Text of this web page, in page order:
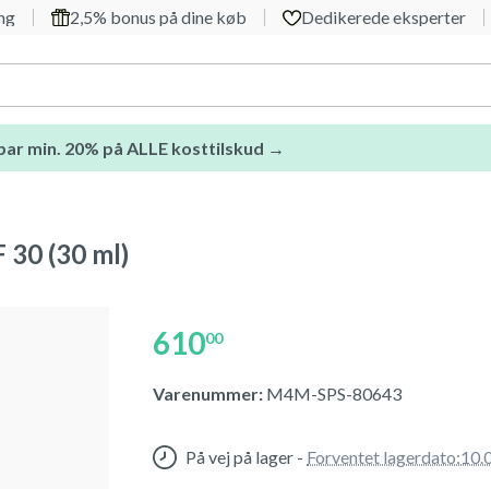
2,5% bonus på dine køb Dedikerede eksperter
min. 20% på ALLE kosttilskud →
(30 ml)
61000
Varenummer: M4M-SPS-80643
På vej på lager - Forventet lagerdato: